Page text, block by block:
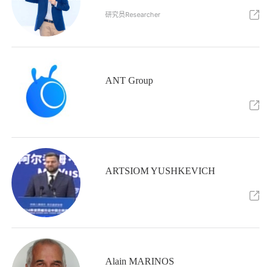
研究员Researcher
ANT Group
ARTSIOM YUSHKEVICH
Alain MARINOS